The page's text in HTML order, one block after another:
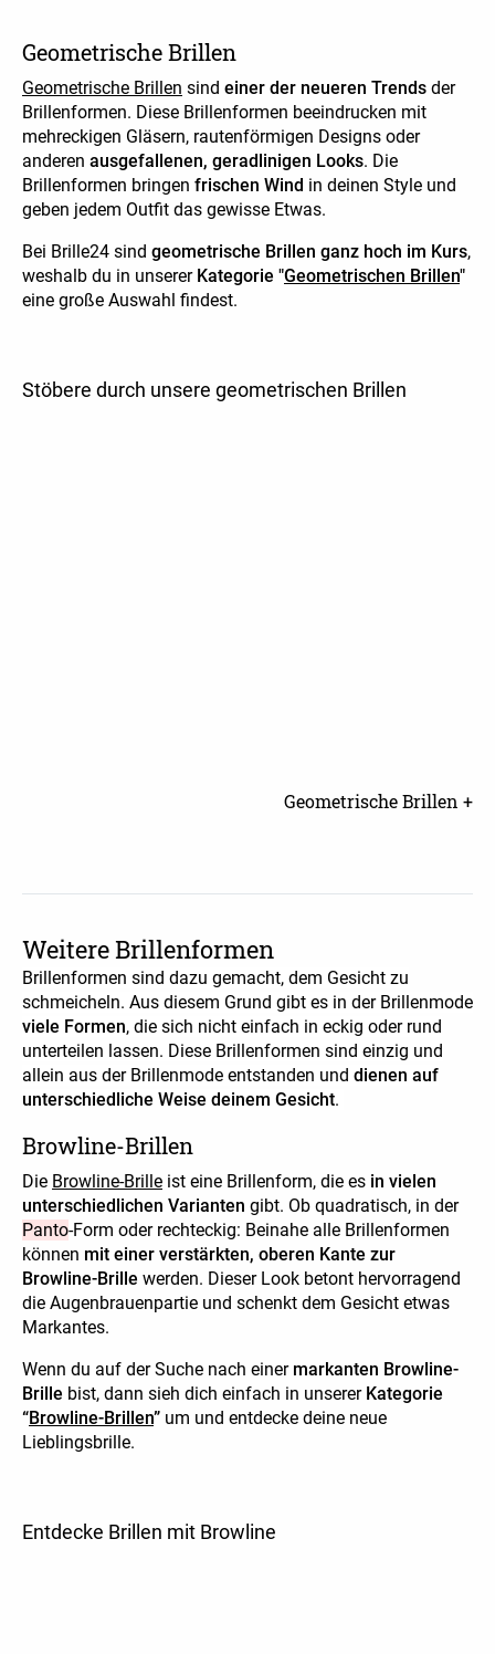
Geometrische Brillen
Geometrische Brillen sind einer der neueren Trends der
Brillenformen. Diese Brillenformen beeindrucken mit
mehreckigen Gläsern, rautenförmigen Designs oder
anderen ausgefallenen, geradlinigen Looks. Die
Brillenformen bringen frischen Wind in deinen Style und
geben jedem Outfit das gewisse Etwas.
Bei Brille24 sind geometrische Brillen ganz hoch im Kurs,
weshalb du in unserer Kategorie "Geometrischen Brillen"
eine große Auswahl findest.
Stöbere durch unsere geometrischen Brillen
Geometrische Brillen +
Weitere Brillenformen
Brillenformen sind dazu gemacht, dem Gesicht zu
schmeicheln. Aus diesem Grund gibt es in der Brillenmode
viele Formen, die sich nicht einfach in eckig oder rund
unterteilen lassen. Diese Brillenformen sind einzig und
allein aus der Brillenmode entstanden und dienen auf
unterschiedliche Weise deinem Gesicht.
Browline-Brillen
Die Browline-Brille ist eine Brillenform, die es in vielen
unterschiedlichen Varianten gibt. Ob quadratisch, in der
Panto-Form oder rechteckig: Beinahe alle Brillenformen
können mit einer verstärkten, oberen Kante zur
Browline-Brille werden. Dieser Look betont hervorragend
die Augenbrauenpartie und schenkt dem Gesicht etwas
Markantes.
Wenn du auf der Suche nach einer markanten Browline-
Brille bist, dann sieh dich einfach in unserer Kategorie
“Browline-Brillen” um und entdecke deine neue
Lieblingsbrille.
Entdecke Brillen mit Browline